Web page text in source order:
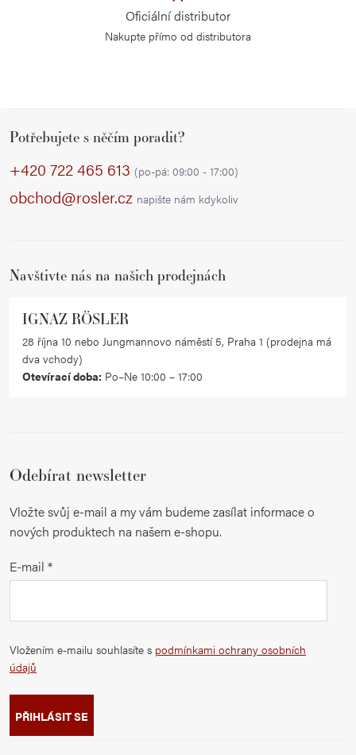
Oficiální distributor
Nakupte přímo od distributora
Potřebujete s něčím poradit?
+420 722 465 613 (po-pá: 09:00 - 17:00)
obchod@rosler.cz napište nám kdykoliv
Navštivte nás na našich prodejnách
IGNAZ RÖSLER
28 října 10 nebo Jungmannovo náměstí 5, Praha 1 (prodejna má
dva vchody)
Otevírací doba: Po–Ne 10:00 – 17:00
Odebírat newsletter
Vložte svůj e-mail a my vám budeme zasílat informace o
nových produktech na našem e-shopu.
E-mail
Vložením e-mailu souhlasíte s podmínkami ochrany osobních
údajů
PŘIHLÁSIT SE